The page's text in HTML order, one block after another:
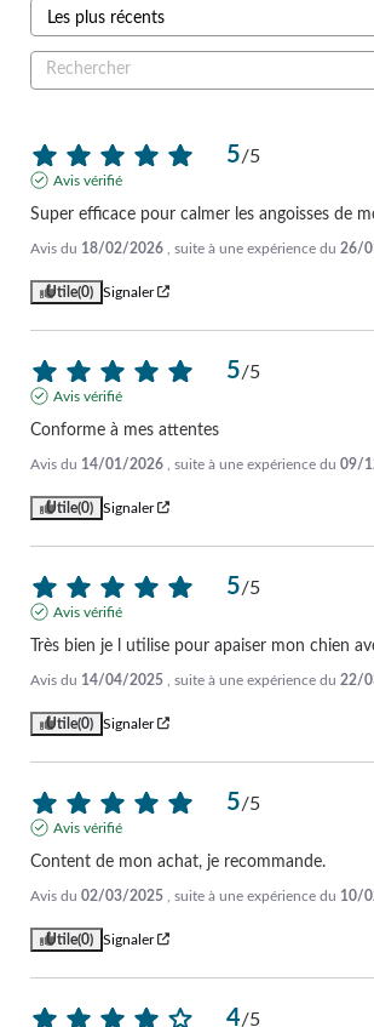
5/5
Avis vérifié
Super efficace pour calmer les angoisses de
Avis du 18/02/2026 , suite à une expérience du 26/
Utile(0) Signaler
5/5
Avis vérifié
Conforme à mes attentes
Avis du 14/01/2026 , suite à une expérience du 09/
Utile(0) Signaler
5/5
Avis vérifié
Très bien je l utilise pour apaiser mon chien
Avis du 14/04/2025 , suite à une expérience du 22/
Utile(0) Signaler
5/5
Avis vérifié
Content de mon achat, je recommande.
Avis du 02/03/2025 , suite à une expérience du 10/
Utile(0) Signaler
4/5